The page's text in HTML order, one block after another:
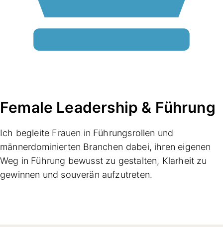
Female Leadership & Führung
Ich begleite Frauen in Führungsrollen und
männerdominierten Branchen dabei, ihren eigenen
Weg in Führung bewusst zu gestalten, Klarheit zu
gewinnen und souverän aufzutreten.